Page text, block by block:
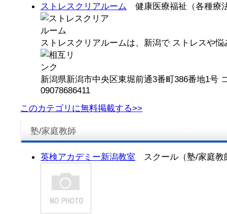
ストレスクリアルーム 健康医療福祉（各種療
ストレスクリアルームは、新潟で ストレスや
新潟県新潟市中央区東堀前通3番町386番地1号
09078686411
このカテゴリに無料掲載する>>
塾/家庭教師
英検アカデミー新潟教室 スクール（塾/家庭教